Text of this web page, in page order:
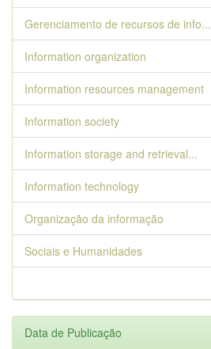
Gerenciamento de recursos de info...
Information organization
Information resources management
Information society
Information storage and retrieval...
Information technology
Organização da informação
Sociais e Humanidades
Data de Publicação